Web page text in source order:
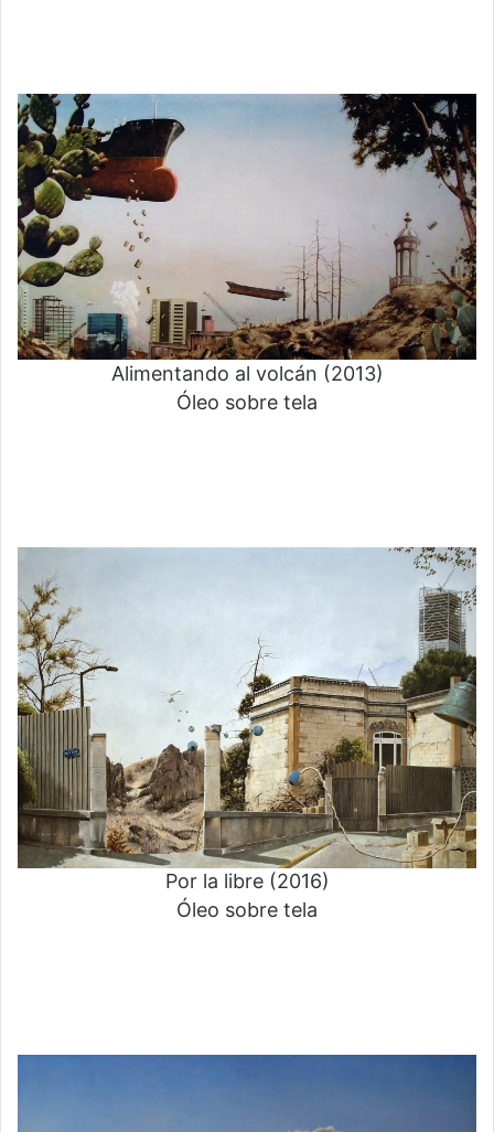
Alimentando al volcán (2013)
Óleo sobre tela
Por la libre (2016)
Óleo sobre tela